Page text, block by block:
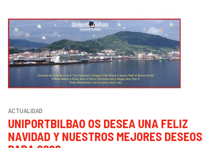
ACTUALIDAD
UNIPORTBILBAO OS DESEA UNA FELIZ
NAVIDAD Y NUESTROS MEJORES DESEOS